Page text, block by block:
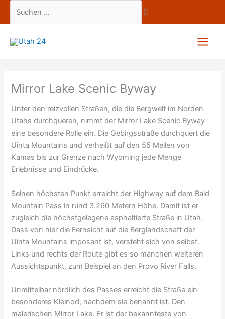
Inhalt
Mirror Lake Scenic Byway
Unter den reizvollen Straßen, die die Bergwelt im Norden
Utahs durchqueren, nimmt der Mirror Lake Scenic Byway
eine besondere Rolle ein. Die Gebirgsstraße durchquert die
Uinta Mountains und verheißt auf den 55 Meilen von
Kamas bis zur Grenze nach Wyoming jede Menge
Erlebnisse und Eindrücke.
Seinen höchsten Punkt erreicht der Highway auf dem Bald
Mountain Pass in rund 3.260 Metern Höhe. Damit ist er
zugleich die höchstgelegene asphaltierte Straße in Utah.
Dass von hier die Fernsicht auf die Berglandschaft der
Uinta Mountains imposant ist, versteht sich von selbst.
Links und rechts der Route gibt es so manchen weiteren
Aussichtspunkt, zum Beispiel an den Provo River Falls.
Unmittelbar nördlich des Passes erreicht die Straße ein
besonderes Kleinod, nachdem sie benannt ist. Den
malerischen Mirror Lake. Er ist der bekannteste von